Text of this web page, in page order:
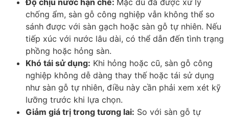
Độ chịu nước hạn chế: Mặc dù đã được xử lý
chống ẩm, sàn gỗ công nghiệp vẫn không thể so
sánh được với sàn gạch hoặc sàn gỗ tự nhiên. Nếu
tiếp xúc với nước lâu dài, có thể dẫn đến tình trạng
phồng hoặc hỏng sàn.
Khó tái sử dụng: Khi hỏng hoặc cũ, sàn gỗ công
nghiệp không dễ dàng thay thế hoặc tái sử dụng
như sàn gỗ tự nhiên, điều này cần phải xem xét kỹ
lưỡng trước khi lựa chọn.
Giảm giá trị trong tương lai: So với sàn gỗ tự